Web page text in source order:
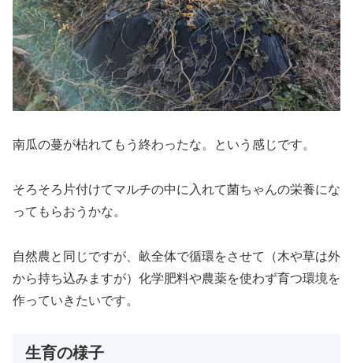
南瓜の蔓が枯れてもう終わったな。という感じです。
そろそろ片付けてマルチの中に入れて菌ちゃんの栄養にな
ってもらおうかな。
自然農と同じですが、畝全体で循環をさせて（木や草は外
から持ち込みますが）化学肥料や農薬を使わず育つ環境を
作っていきたいです。
生育の様子